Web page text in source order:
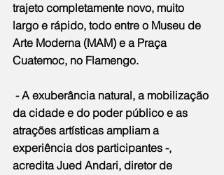
trajeto completamente novo, muito
largo e rápido, todo entre o Museu de
Arte Moderna (MAM) e a Praça
Cuatemoc, no Flamengo.
- A exuberância natural, a mobilização
da cidade e do poder público e as
atrações artísticas ampliam a
experiência dos participantes -,
acredita Jued Andari, diretor de